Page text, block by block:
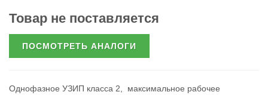
Товар не поставляется
ПОСМОТРЕТЬ АНАЛОГИ
Однофазное УЗИП класса 2, максимальное рабочее